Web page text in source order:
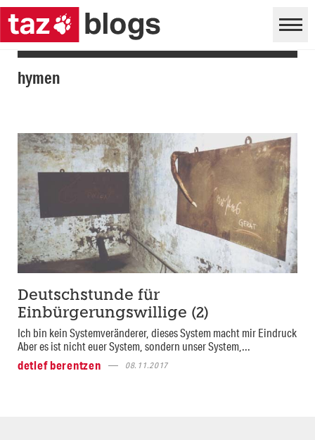
hymen
Deutschstunde für
Einbürgerungswillige (2)
Ich bin kein Systemveränderer, dieses System macht mir Eindruck
Aber es ist nicht euer System, sondern unser System,...
detlef berentzen
08.11.2017